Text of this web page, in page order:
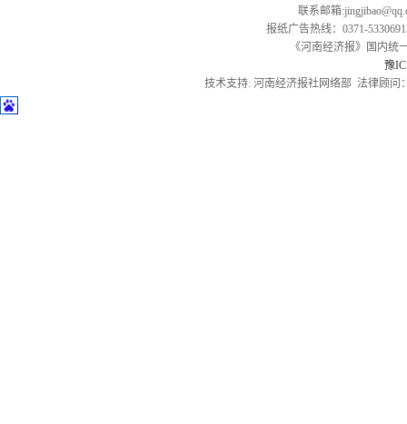
联系邮箱
报纸广告热线：0371-
《河南经济报》国内统
豫
技术支持: 河南经济报社网络部 法律顾